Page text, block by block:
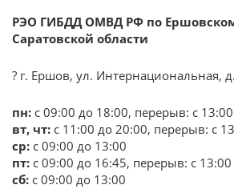
РЭО ГИБДД ОМВД РФ по
Саратовской области
? г. Ершов, ул. Интернациональная,
пн: с 09:00 до 18:00, перерыв: с
вт, чт: с 11:00 до 20:00, перерыв: с
ср: с 09:00 до 13:00
пт: с 09:00 до 16:45, перерыв: с
сб: с 09:00 до 13:00